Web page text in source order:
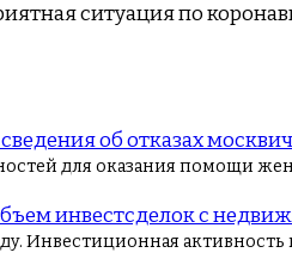
ситуация по
об отказах
для оказания помощи
инвестсделок с
Инвестиционная активность